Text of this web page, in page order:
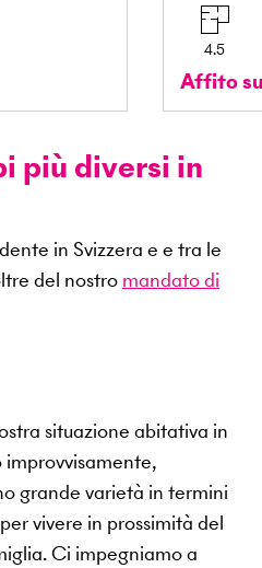
4.5
Affito
più diversi in
in Svizzera e e tra le
del nostro mandato di
situazione abitativa in
improvvisamente,
grande varietà in termini
vivere in prossimità del
Ci impegniamo a